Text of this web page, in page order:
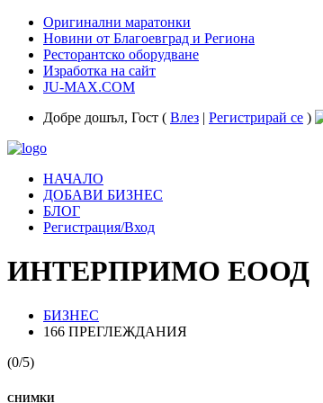
Оригинални маратонки
Новини от Благоевград и Региона
Ресторантско оборудване
Изработка на сайт
JU-MAX.COM
Добре дошъл, Гост ( Влез | Регистрирай се )
НАЧАЛО
ДОБАВИ БИЗНЕС
БЛОГ
Регистрация/Вход
ИНТЕРПРИМО ЕООД
БИЗНЕС
166 ПРЕГЛЕЖДАНИЯ
(0/5)
СНИМКИ